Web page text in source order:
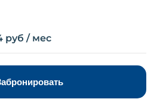
руб / мес